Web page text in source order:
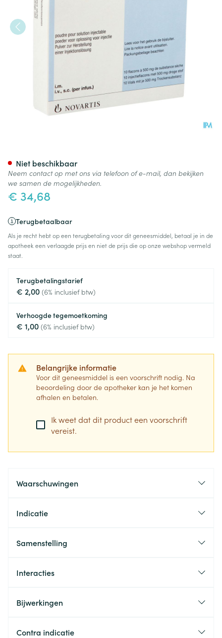
€ 34,68
Terugbetaalbaar
Als je recht hebt op een terugbetaling voor dit geneesmiddel, betaal je in de
apotheek een verlaagde prijs en niet de prijs die op onze webshop vermeld
staat.
Terugbetalingstarief
€ 2,00 (6% inclusief btw)
Verhoogde tegemoetkoming
€ 1,00 (6% inclusief btw)
Belangrijke informatie
Voor dit geneesmiddel is een voorschrift nodig. Na
beoordeling door de apotheker kan je het komen
afhalen en betalen.
Ik weet dat dit product een voorschrift
vereist.
Niet beschikbaar
Neem contact op met ons via telefoon of e-mail, dan bekijken
we samen de mogelijkheden.
Waarschuwingen
Indicatie
Samenstelling
Interacties
Bijwerkingen
Contra indicatie